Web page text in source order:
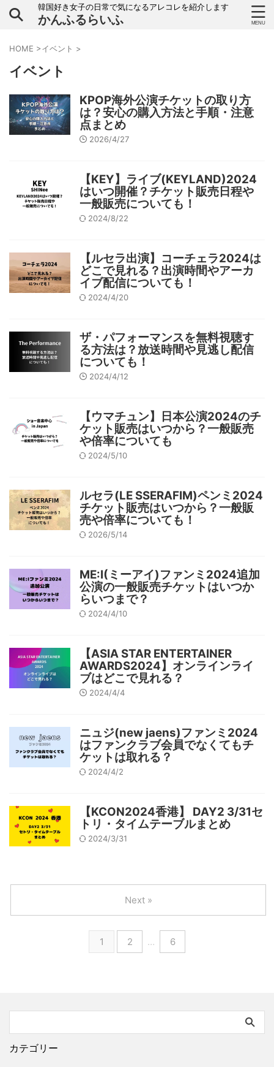
韓国好き女子の日常で気になるアレコレを紹介します
かんふるらいふ
HOME >イベント >
イベント
KPOP海外公演チケットの取り方
は？安心の購入方法と手順・注意
点まとめ
2026/4/27
【KEY】ライブ(KEYLAND)2024
はいつ開催？チケット販売日程や
一般販売についても！
2024/8/22
【ルセラ出演】コーチェラ2024は
どこで見れる？出演時間やアーカ
イブ配信についても！
2024/4/20
ザ・パフォーマンスを無料視聴す
る方法は？放送時間や見逃し配信
についても！
2024/4/12
【ウマチュン】日本公演2024のチ
ケット販売はいつから？一般販売
や倍率についても
2024/5/10
ルセラ(LE SSERAFIM)ペンミ2024
チケット販売はいつから？一般販
売や倍率についても！
2026/5/14
ME:I(ミーアイ)ファンミ2024追加
公演の一般販売チケットはいつか
らいつまで？
2024/4/10
【ASIA STAR ENTERTAINER
AWARDS2024】オンラインライ
ブはどこで見れる？
2024/4/4
ニュジ(new jaens)ファンミ2024
はファンクラブ会員でなくてもチ
ケットは取れる？
2024/4/2
【KCON2024香港】 DAY2 3/31セ
トリ・タイムテーブルまとめ
2024/3/31
1 2 … 6
Next »
カテゴリー